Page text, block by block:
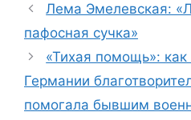
Лема Эмелевская:
пафосная сучка»
«Тихая помощь»:
Германии
помогала бывшим